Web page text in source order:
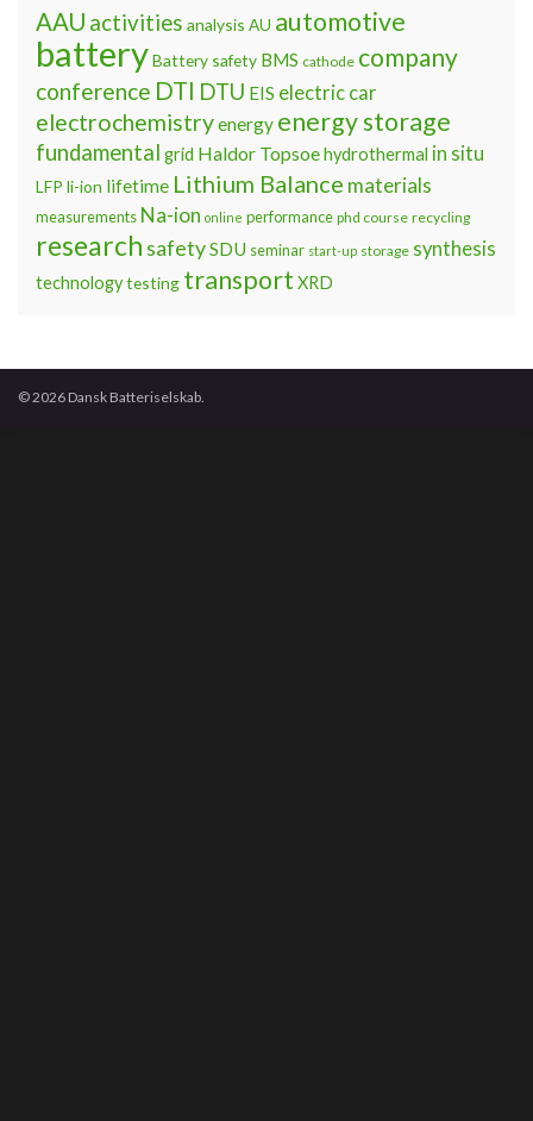
AAU activities analysis AU automotive
batteryBattery safety BMS cathode company
conference DTI DTU EIS electric car
electrochemistryenergy energy storage
fundamental grid Haldor Topsoehydrothermal in situ
LFP li-ion lifetime Lithium Balance materials
measurements Na-ion online performance phd course recycling
research safetySDU seminar start-up storage synthesis
technologytesting transport XRD
© 2026 Dansk Batteriselskab.